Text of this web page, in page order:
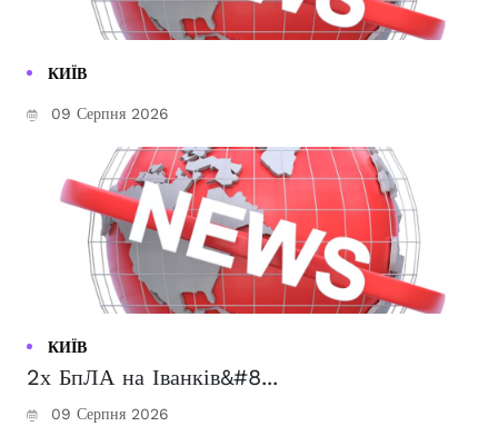
КИЇВ
09 Серпня 2026
КИЇВ
2х БпЛА на Іванків&#8...
09 Серпня 2026